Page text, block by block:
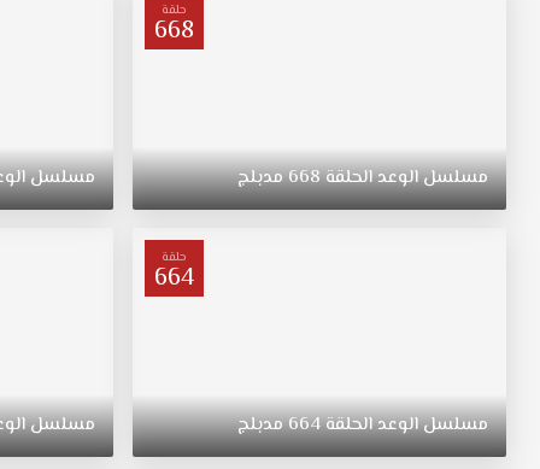
حلقة
668
مسلسلالوعدالحلقة668مدبلج مسلسل
حلقة
664
مسلسلالوعدالحلقة664مدبلج مسلسل